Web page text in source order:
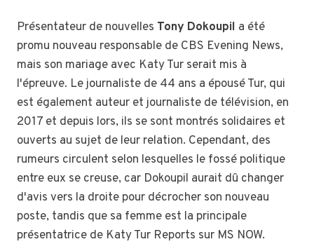
Présentateur de nouvelles Tony Dokoupil a été
promu nouveau responsable de CBS Evening News,
mais son mariage avec Katy Tur serait mis à
l'épreuve. Le journaliste de 44 ans a épousé Tur, qui
est également auteur et journaliste de télévision, en
2017 et depuis lors, ils se sont montrés solidaires et
ouverts au sujet de leur relation. Cependant, des
rumeurs circulent selon lesquelles le fossé politique
entre eux se creuse, car Dokoupil aurait dû changer
d'avis vers la droite pour décrocher son nouveau
poste, tandis que sa femme est la principale
présentatrice de Katy Tur Reports sur MS NOW.